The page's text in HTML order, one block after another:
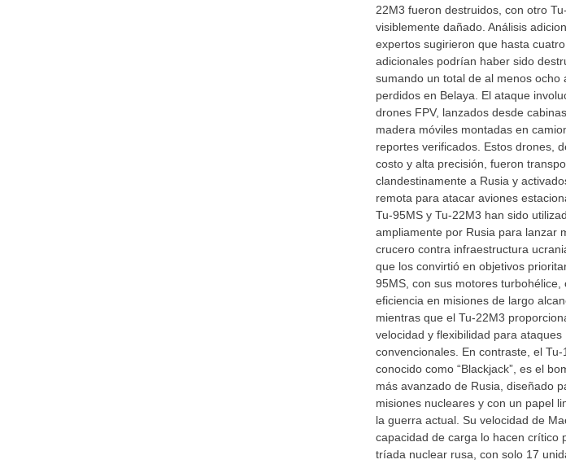
22M3 fueron destruidos, con otro
visiblemente dañado. Análisis
expertos sugirieron que hasta
adicionales podrían haber sido
sumando un total de al menos ocho
perdidos en Belaya. El ataque
drones FPV, lanzados desde
madera móviles montadas en
reportes verificados. Estos drones,
costo y alta precisión, fueron
clandestinamente a Rusia y
remota para atacar aviones
Tu-95MS y Tu-22M3 han sido
ampliamente por Rusia para lanzar
crucero contra infraestructura
que los convirtió en objetivos
95MS, con sus motores turbohélice,
eficiencia en misiones de largo
mientras que el Tu-22M3
velocidad y flexibilidad para ataques
convencionales. En contraste, el Tu-
conocido como “Blackjack”, es el
más avanzado de Rusia, diseñado
misiones nucleares y con un papel
la guerra actual. Su velocidad de
capacidad de carga lo hacen crítico
tríada nuclear rusa, con solo 17